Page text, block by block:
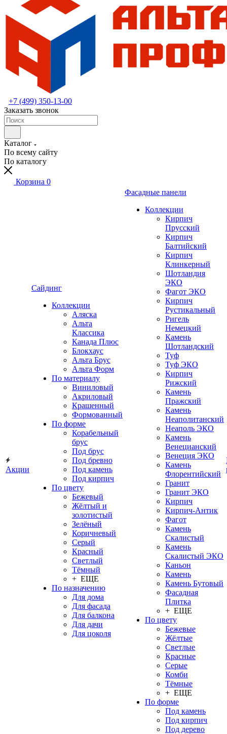
+7 (499) 350-13-00
Заказать звонок
Каталог
По всему сайту
По каталогу
Корзина 0
Акции
Сайдинг
Коллекции
Аляска
Альта
Классика
Канада Плюс
Блокхаус
Альта Брус
Альта Форм
По материалу
Виниловый
Акриловый
Крашенный
Формованный
По форме
Корабельный
брус
Под брус
Под бревно
Под камень
Под кирпич
По цвету
Бежевый
Жёлтый и
золотистый
Зелёный
Коричневый
Серый
Красный
Светлый
Тёмный
+ ЕЩЕ
По назначению
Для дома
Для фасада
Для балкона
Для дачи
Для цоколя
Фасадные панели
Коллекции
Кирпич
Прусский
Кирпич
Балтийский
Кирпич
Клинкерный
Шотландия
ЭКО
Фагот ЭКО
Кирпич
Рустикальный
Ригель
Немецкий
Камень
Шотландский
Туф
Туф ЭКО
Кирпич
Рижский
Камень
Пражский
Камень
Неаполитанский
Неаполь ЭКО
Камень
Венецианский
Венеция ЭКО
Камень
Флорентийский
Гранит
Гранит ЭКО
Кирпич
Кирпич-Антик
Фагот
Камень
Скалистый
Камень
Скалистый ЭКО
Каньон
Камень
Камень Бутовый
Фасадная
Плитка
+ ЕЩЕ
По цвету
Бежевые
Жёлтые
Светлые
Красные
Серые
Комби
Тёмные
+ ЕЩЕ
По форме
Под камень
Под кирпич
Под дерево